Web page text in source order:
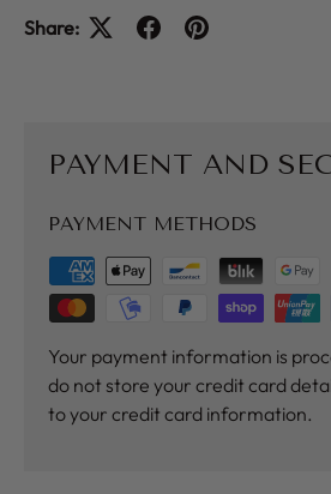
Share:
PAYMENT AND
PAYMENT METHODS
Your payment information is
do not store your credit card
to your credit card information.